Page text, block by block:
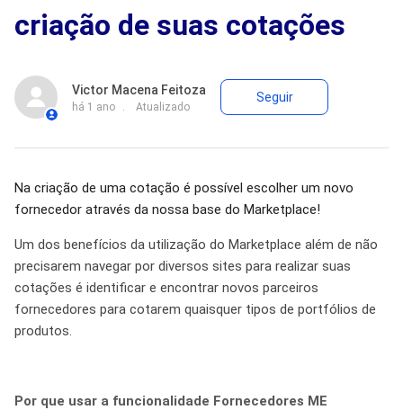
criação de suas cotações
Victor Macena Feitoza
há 1 ano Atualizado
Seguir
Na criação de uma cotação é possível escolher um novo
fornecedor através da nossa base do Marketplace!
Um dos benefícios da utilização do Marketplace além de não
precisarem navegar por diversos sites para realizar suas
cotações é identificar e encontrar novos parceiros
fornecedores para cotarem quaisquer tipos de portfólios de
produtos.
Por que usar a funcionalidade Fornecedores ME